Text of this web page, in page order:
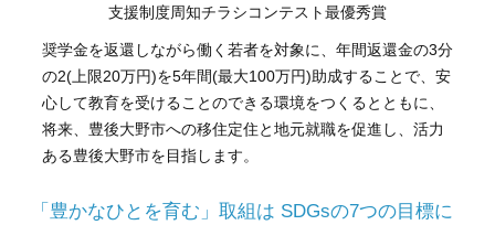
支援制度周知チラシコンテスト最優秀賞
奨学金を返還しながら働く若者を対象に、年間返還金の3分
の2(上限20万円)を5年間(最大100万円)助成することで、安
心して教育を受けることのできる環境をつくるとともに、
将来、豊後大野市への移住定住と地元就職を促進し、活力
ある豊後大野市を目指します。
「豊かなひとを育む」取組は SDGsの7つの目標に